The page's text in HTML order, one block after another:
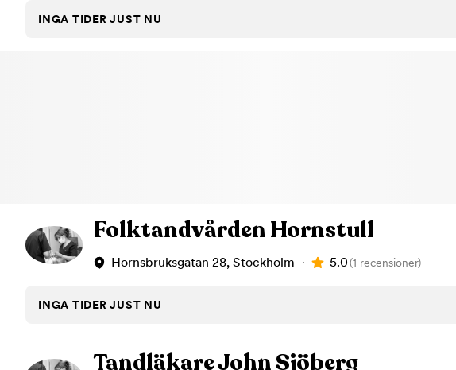
INGA TIDER JUST NU
Folktandvården Hornstull
Hornsbruksgatan 28, Stockholm 5.0(1 recensioner)
INGA TIDER JUST NU
Tandläkare John Sjöberg